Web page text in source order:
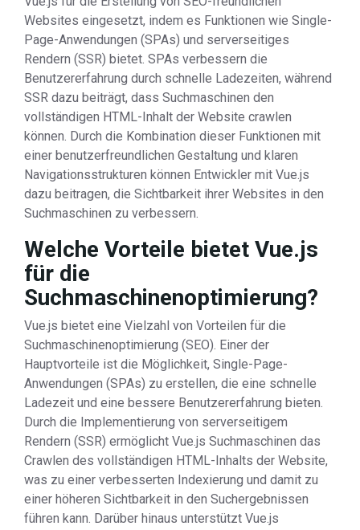
Websites eingesetzt, indem es Funktionen wie Single-
Page-Anwendungen (SPAs) und serverseitiges
Rendern (SSR) bietet. SPAs verbessern die
Benutzererfahrung durch schnelle Ladezeiten, während
SSR dazu beiträgt, dass Suchmaschinen den
vollständigen HTML-Inhalt der Website crawlen
können. Durch die Kombination dieser Funktionen mit
einer benutzerfreundlichen Gestaltung und klaren
Navigationsstrukturen können Entwickler mit Vue.js
dazu beitragen, die Sichtbarkeit ihrer Websites in den
Suchmaschinen zu verbessern.
Welche Vorteile bietet Vue.js
für die
Suchmaschinenoptimierung?
Vue.js bietet eine Vielzahl von Vorteilen für die
Suchmaschinenoptimierung (SEO). Einer der
Hauptvorteile ist die Möglichkeit, Single-Page-
Anwendungen (SPAs) zu erstellen, die eine schnelle
Ladezeit und eine bessere Benutzererfahrung bieten.
Durch die Implementierung von serverseitigem
Rendern (SSR) ermöglicht Vue.js Suchmaschinen das
Crawlen des vollständigen HTML-Inhalts der Website,
was zu einer verbesserten Indexierung und damit zu
einer höheren Sichtbarkeit in den Suchergebnissen
führen kann. Darüber hinaus unterstützt Vue.js